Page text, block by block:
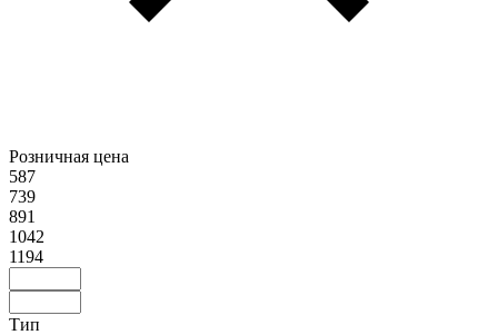
Розничная цена
587
739
891
1042
1194
Тип